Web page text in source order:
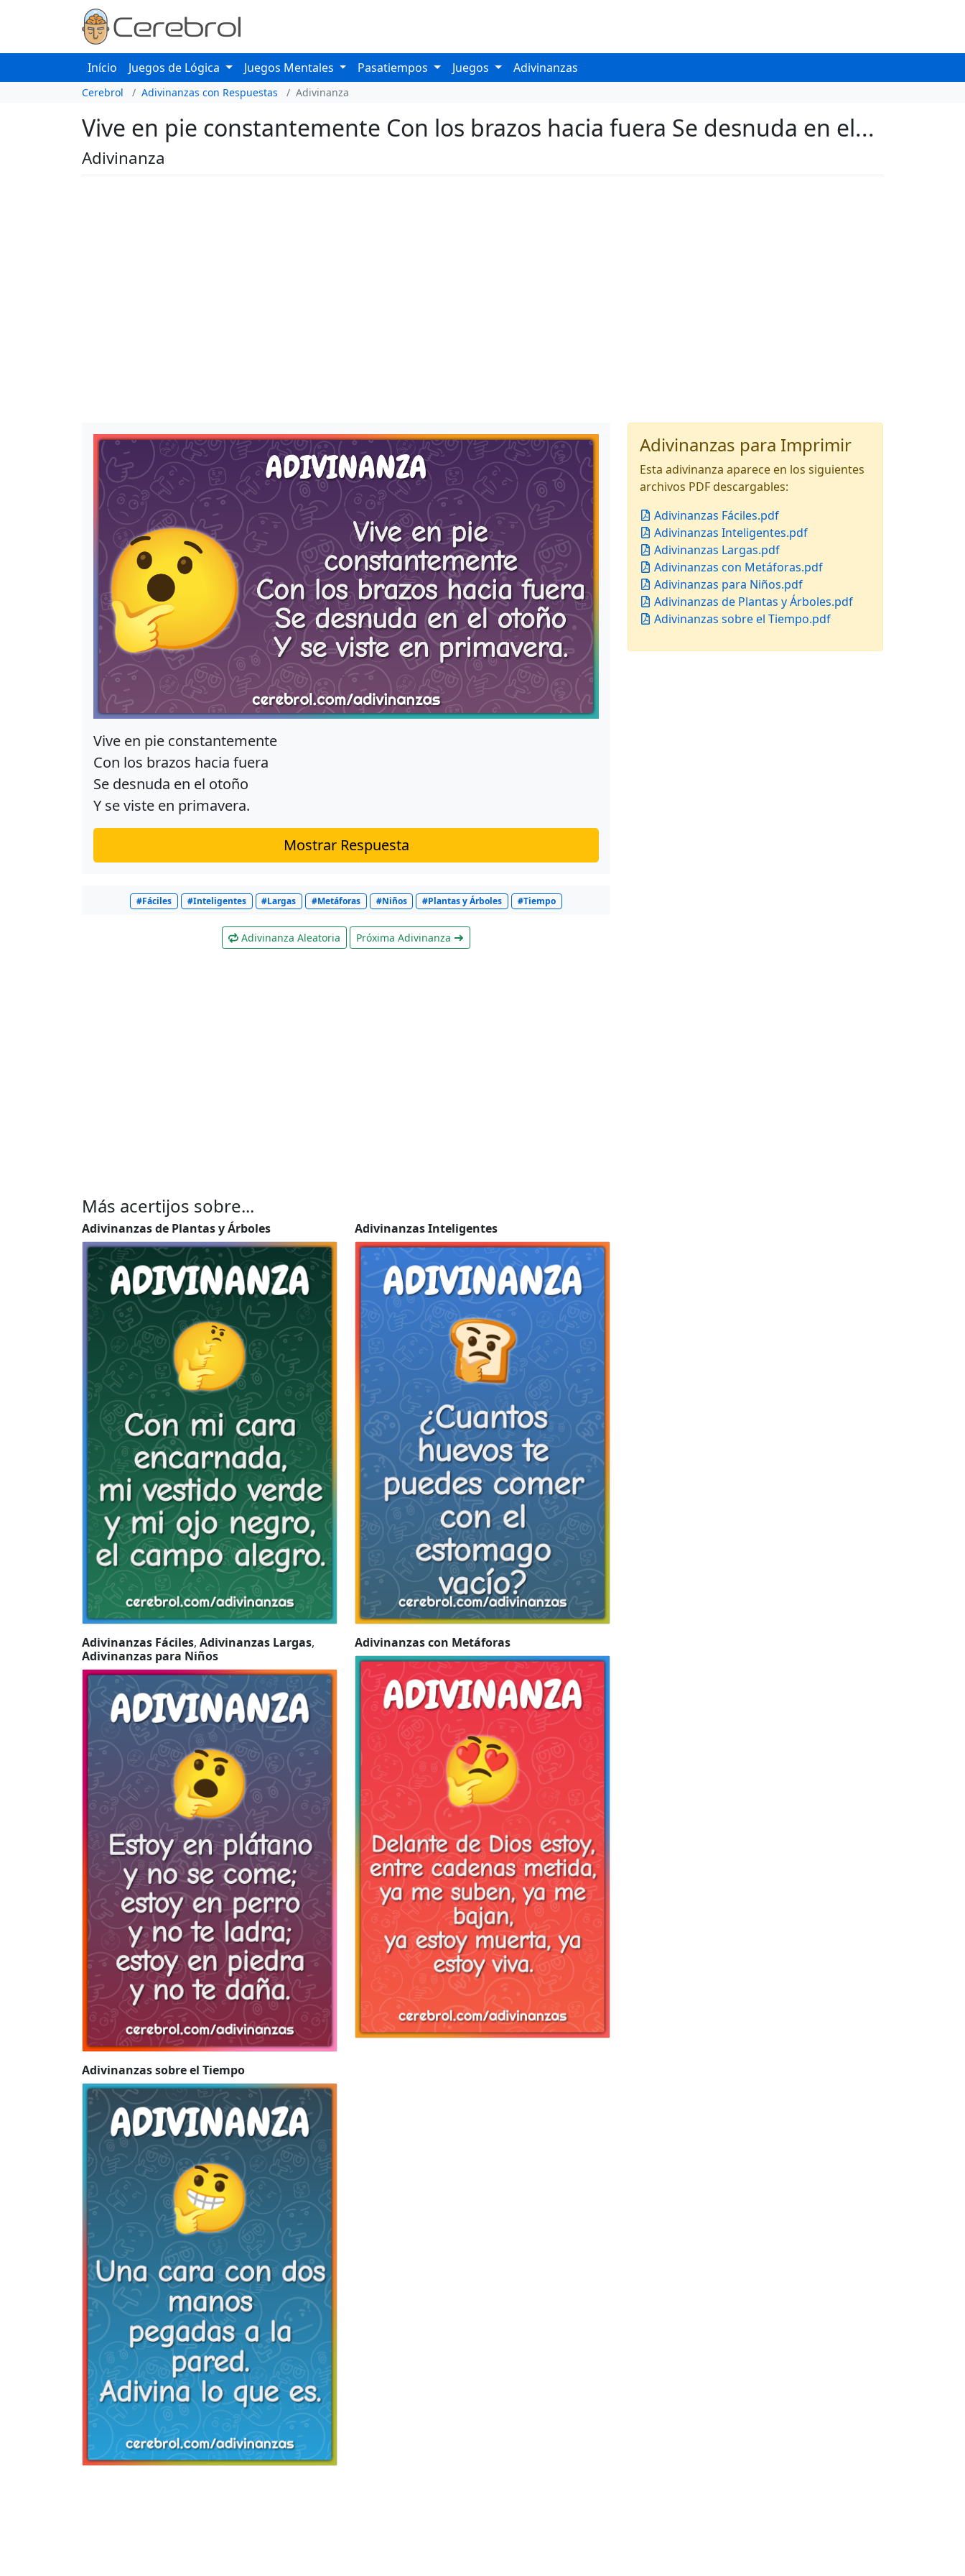
Início Juegos de Lógica Juegos Mentales Pasatiempos Juegos Adivinanzas
Cerebrol Adivinanzas con Respuestas Adivinanza
Vive en pie constantemente Con los brazos hacia fuera Se desnuda en el...
Adivinanza
Vive en pie constantemente
Con los brazos hacia fuera
Se desnuda en el otoño
Y se viste en primavera.
Mostrar Respuesta
#Fáciles #Inteligentes #Largas #Metáforas #Niños #Plantas y Árboles #Tiempo
Adivinanza Aleatoria Próxima Adivinanza
Adivinanzas para Imprimir
Esta adivinanza aparece en los siguientes
archivos PDF descargables:
Adivinanzas Fáciles.pdf
Adivinanzas Inteligentes.pdf
Adivinanzas Largas.pdf
Adivinanzas con Metáforas.pdf
Adivinanzas para Niños.pdf
Adivinanzas de Plantas y Árboles.pdf
Adivinanzas sobre el Tiempo.pdf
Más acertijos sobre...
Adivinanzas de Plantas y Árboles Adivinanzas Inteligentes
Adivinanzas Fáciles, Adivinanzas Largas,
Adivinanzas para Niños
Adivinanzas con Metáforas
Adivinanzas sobre el Tiempo